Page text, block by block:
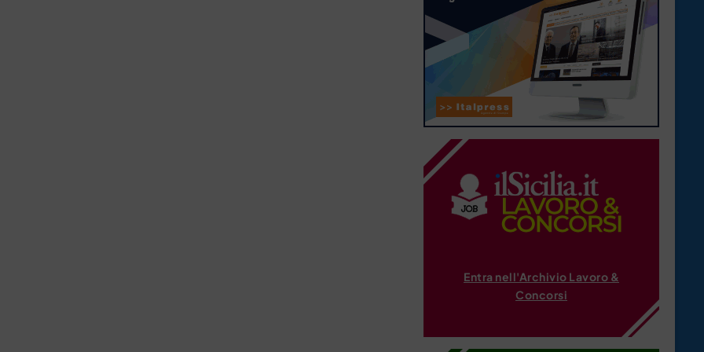
Entra nell'Archivio Lavoro &
Concorsi